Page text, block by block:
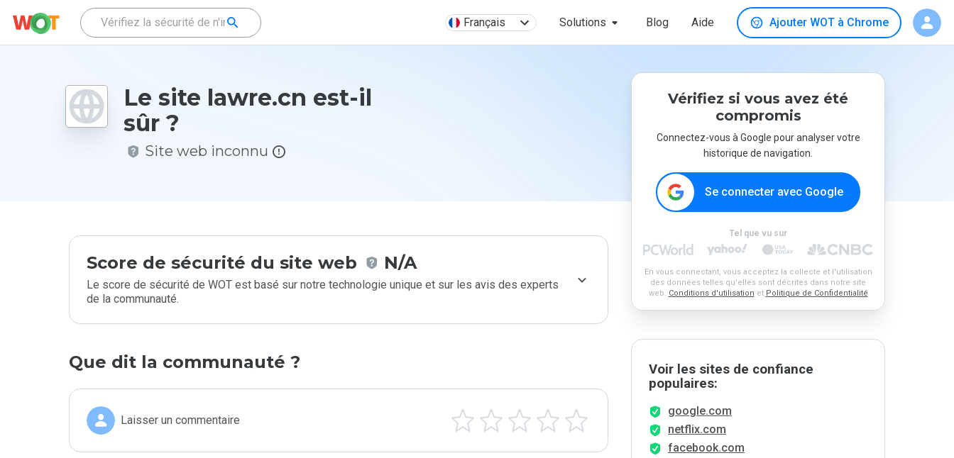
Français Solutions Blog Aide Ajouter WOT à Chrome
Le site lawre.cn est-il
sûr ?
Site web inconnu
Score de sécurité du site web N/A
Le score de sécurité de WOT est basé sur notre technologie unique et sur les avis des experts
de la communauté.
Que dit la communauté ?
Laisser un commentaire
Vérifiez si vous avez été
compromis
Connectez-vous à Google pour analyser votre
historique de navigation.
Se connecter avec Google
Tel que vu sur
En vous connectant, vous acceptez la collecte et l'utilisation
des données telles qu'elles sont décrites dans notre site
web. Conditions d'utilisation et Politique de Confidentialité
Voir les sites de confiance
populaires:
google.com
netflix.com
facebook.com